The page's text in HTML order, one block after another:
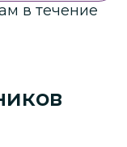
в течение